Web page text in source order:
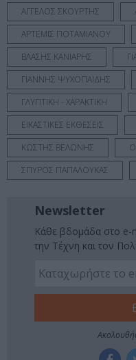
ΑΓΓΕΛΟΣ ΣΚΟΥΡΤΗΣ
ΑΡΤΕΜΙΣ ΠΟΤΑΜΙΑΝΟΥ
ΒΛΑΣΗΣ ΚΑΝΙΑΡΗΣ
ΓΙΑΝΝΗΣ ΨΥΧΟΠΑΙΔΗΣ
ΓΛΥΠΤΙΚΗ - ΧΑΡΑΚΤΙΚΗ
ΕΙΚΑΣΤΙΚΕΣ ΕΚΘΕΣΕΙΣ
ΚΩΣΤΗΣ ΒΕΛΩΝΗΣ
ΣΠΥΡΟΣ ΠΑΠΑΛΟΥΚΑΣ
Newsletter
Κάθε βδομάδα στο e-
την Τέχνη και τον